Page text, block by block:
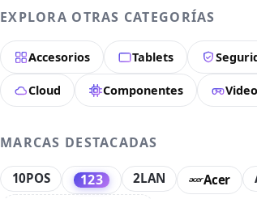
EXPLORA OTRAS CATEGORÍAS
Accesorios Tablets
Cloud Componentes
MARCAS DESTACADAS
10POS 123 2LAN Acer